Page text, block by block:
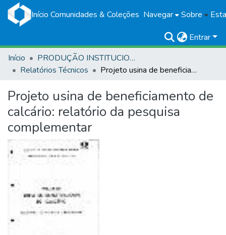
Início Comunidades & Coleções Navegar Sobre
Entrar
Início
PRODUÇÃO INSTITUCIONAL
Relatórios Técnicos
Projeto usina de beneficiamento de calcário: relatório da pesquisa complementar
Projeto usina de beneficiamento de
calcário: relatório da pesquisa
complementar